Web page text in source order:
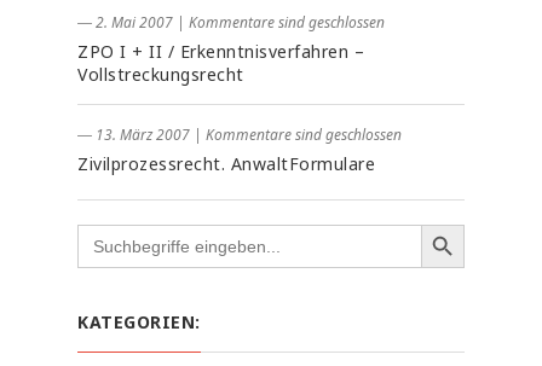
― 2. Mai 2007 | Kommentare sind geschlossen
ZPO I + II / Erkenntnisverfahren –
Vollstreckungsrecht
― 13. März 2007 | Kommentare sind geschlossen
Zivilprozessrecht. AnwaltFormulare
Search
for:
KATEGORIEN: